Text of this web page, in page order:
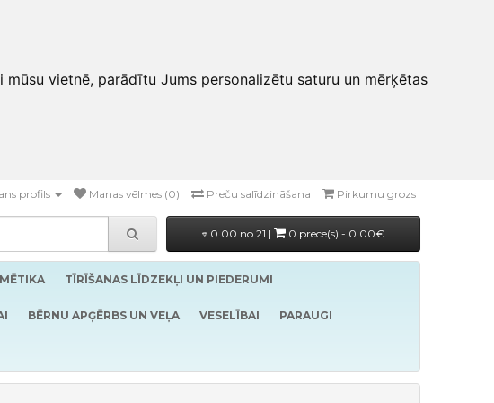
vietnē, parādītu Jums personalizētu saturu un mērķētas
profils Manas vēlmes (0) Preču salīdzināšana Pirkumu grozs
0.00 no 21 | 0 prece(s) - 0.00€
TĪRĪŠANAS LĪDZEKĻI UN PIEDERUMI
BĒRNU APĢĒRBS UN VEĻA VESELĪBAI PARAUGI